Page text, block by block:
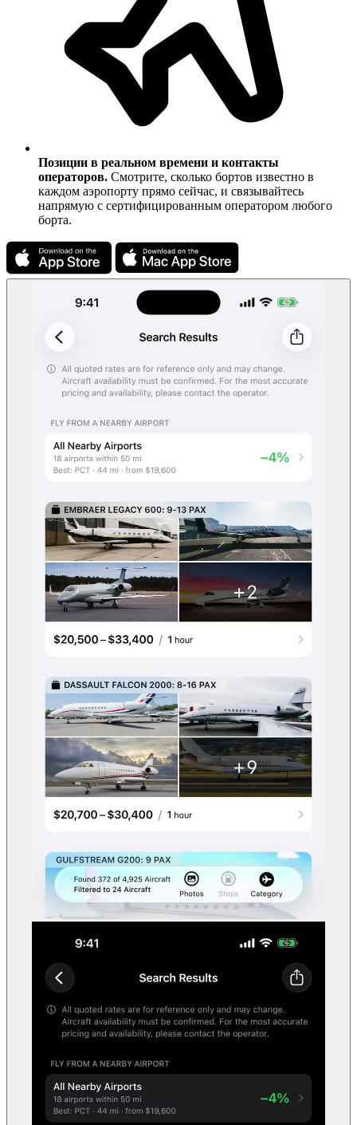
Позиции в реальном времени и контакты
операторов. Смотрите, сколько бортов известно в
каждом аэропорту прямо сейчас, и связывайтесь
напрямую с сертифицированным оператором любого
борта.